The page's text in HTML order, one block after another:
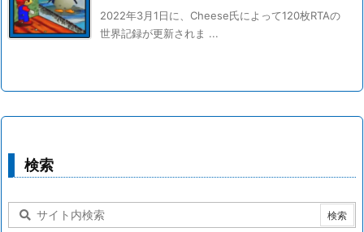
2022年3月1日に、Cheese氏によって120枚RTAの
世界記録が更新されま ...
検索